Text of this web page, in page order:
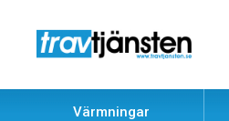
Värmningar